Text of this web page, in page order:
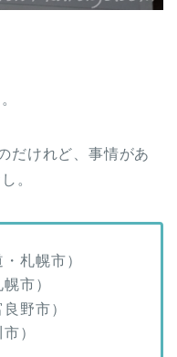
だけれど、事情があ
。
・札幌市）
市）
野市）
）